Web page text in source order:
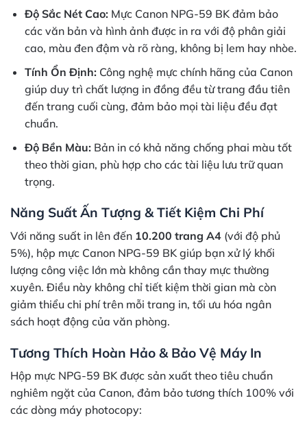
Độ Sắc Nét Cao:Mực Canon NPG-59 BK đảm bảo
các văn bản và hình ảnh được in ra với độ phân giải
cao, màu đen đậm và rõ ràng, không bị lem hay nhòe.
Tính Ổn Định:Công nghệ mực chính hãng của Canon
giúp duy trì chất lượng in đồng đều từ trang đầu tiên
đến trang cuối cùng, đảm bảo mọi tài liệu đều đạt
chuẩn.
Độ Bền Màu:Bản in có khả năng chống phai màu tốt
theo thời gian, phù hợp cho các tài liệu lưu trữ quan
trọng.
Năng Suất Ấn Tượng & Tiết Kiệm Chi Phí
Với năng suất in lên đến 10.200 trang A4 (với độ phủ
5%), hộp mực Canon NPG-59 BK giúp bạn xử lý khối
lượng công việc lớn mà không cần thay mực thường
xuyên. Điều này không chỉ tiết kiệm thời gian mà còn
giảm thiểu chi phí trên mỗi trang in, tối ưu hóa ngân
sách hoạt động của văn phòng.
Tương Thích Hoàn Hảo & Bảo Vệ Máy In
Hộp mực NPG-59 BK được sản xuất theo tiêu chuẩn
nghiêm ngặt của Canon, đảm bảo tương thích 100% với
các dòng máy photocopy: